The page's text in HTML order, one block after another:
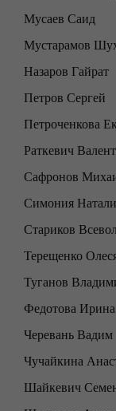
Мусаев Саид
Мустарамов
Назаров Гайрат
Петров Сергей
Петроченкова
Раткевич
Сафронов
Симония
Стариков
Терещенко
Туганов
Федотова Ирина
Черевань Вадим
Чучайкина
Шайкевич